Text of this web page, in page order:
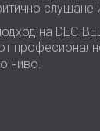
слушане
на
ниво.